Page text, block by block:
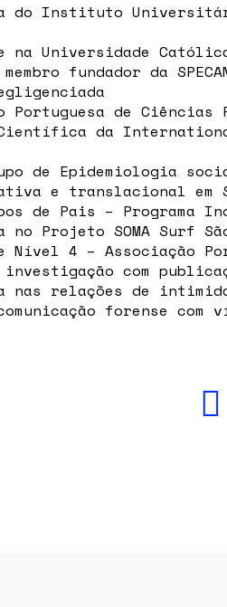
do Instituto
na Universidade
fundador da
Portuguesa de Ciências
Científica da
de Epidemiologia
e translacional em
de Pais – Programa
Projeto SOMA Surf São
Nível 4 – Associação
com
nas relações de
forense